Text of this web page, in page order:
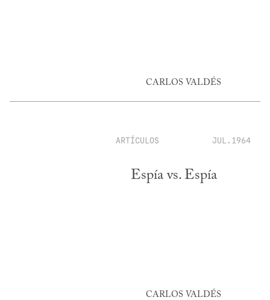
CARLOS VALDÉS
ARTÍCULOS JUL.1964
Espía vs. Espía
CARLOS VALDÉS